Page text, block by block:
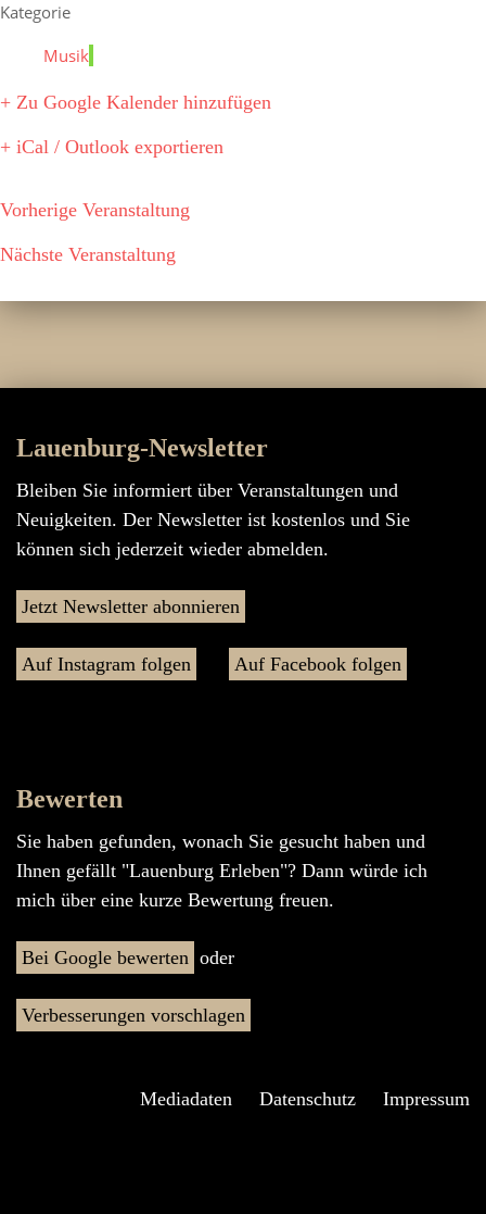
Kategorie
Musik
+ Zu Google Kalender hinzufügen
+ iCal / Outlook exportieren
Vorherige Veranstaltung
Nächste Veranstaltung
Lauenburg-Newsletter
Bleiben Sie informiert über Veranstaltungen und
Neuigkeiten. Der Newsletter ist kostenlos und Sie
können sich jederzeit wieder abmelden.
Jetzt Newsletter abonnieren
Auf Instagram folgen Auf Facebook folgen
Bewerten
Sie haben gefunden, wonach Sie gesucht haben und
Ihnen gefällt "Lauenburg Erleben"? Dann würde ich
mich über eine kurze Bewertung freuen.
Bei Google bewerten oder
Verbesserungen vorschlagen
Mediadaten Datenschutz Impressum